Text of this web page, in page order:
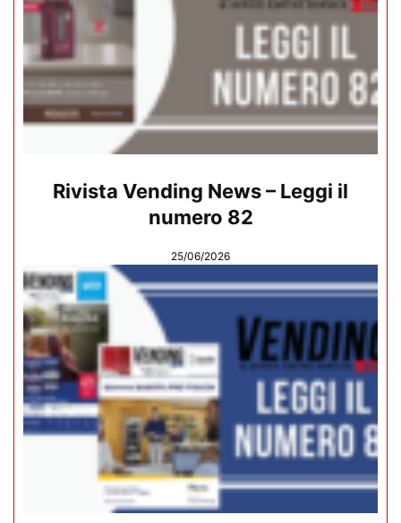
Rivista Vending News – Leggi il
numero 82
25/06/2026